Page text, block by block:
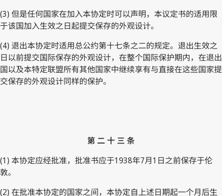
(3) 但是任何国家在加入本协定时可以声明，本议定书的适用限
于该国加入生效之日起提交保存的外观设计。
(4) 退出本协定时适用总公约第十七条之二的规定。退出生效之
日以前提交国际保存的外观设计，在整个国际保护期内，在退出
国以及本特定联盟所有其他国家中继续享有与直接在这些国家提
交保存的外观设计同样的保护。
第 二 十 三 条
(1) 本协定应经批准，批准书应于1938年7月1日之前保存于伦
敦。
(2) 在批准本协定的国家之间，本协定自上述日期起一个月后生